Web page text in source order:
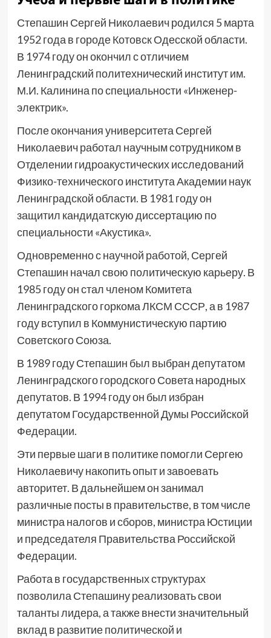
Степашин Сергей Николаевич родился 5 марта
1952 года в городе Котовск Одесской области.
В 1974 году он окончил с отличием
Ленинградский политехнический институт им.
М.И. Калинина по специальности «Инженер-
электрик».
После окончания университета Сергей
Николаевич работал научным сотрудником в
Отделении гидроакустических исследований
Физико-технического института Академии наук
Ленинградской области. В 1981 году он
защитил кандидатскую диссертацию по
специальности «Акустика».
Одновременно с научной работой, Сергей
Степашин начал свою политическую карьеру. В
1985 году он стал членом Комитета
Ленинградского горкома ЛКСМ СССР, а в 1987
году вступил в Коммунистическую партию
Советского Союза.
В 1989 году Степашин был выбран депутатом
Ленинградского городского Совета народных
депутатов. В 1994 году он был избран
депутатом Государственной Думы Российской
Федерации.
Эти первые шаги в политике помогли Сергею
Николаевичу накопить опыт и завоевать
авторитет. В дальнейшем он занимал
различные посты в правительстве, в том числе
министра налогов и сборов, министра Юстиции
и председателя Правительства Российской
Федерации.
Работа в государственных структурах
позволила Степашину реализовать свои
таланты лидера, а также внести значительный
вклад в развитие политической и